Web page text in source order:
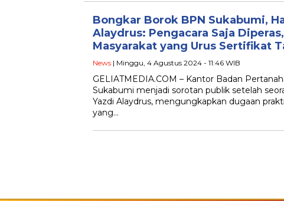
Bongkar Borok BPN Sukabumi,
Alaydrus: Pengacara Saja
Masyarakat yang Urus Sertifikat
News | Minggu, 4 Agustus 2024 - 11:46 WIB
GELIATMEDIA.COM – Kantor Badan
Sukabumi menjadi sorotan publik setelah
Yazdi Alaydrus, mengungkapkan dugaan
yang…